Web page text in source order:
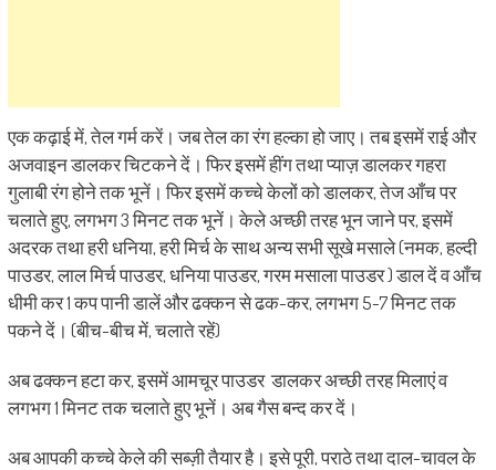
एक कढ़ाई में, तेल गर्म करें। जब तेल का रंग हल्का हो जाए। तब इसमें राई और
अजवाइन डालकर चिटकने दें। फिर इसमें हींग तथा प्याज़ डालकर गहरा
गुलाबी रंग होने तक भूनें। फिर इसमें कच्चे केलों को डालकर, तेज आँच पर
चलाते हुए, लगभग 3 मिनट तक भूनें। केले अच्छी तरह भून जाने पर, इसमें
अदरक तथा हरी धनिया, हरी मिर्च के साथ अन्य सभी सूखे मसाले (नमक, हल्दी
पाउडर, लाल मिर्च पाउडर, धनिया पाउडर, गरम मसाला पाउडर ) डाल दें व आँच
धीमी कर 1 कप पानी डालें और ढक्कन से ढक-कर, लगभग 5-7 मिनट तक
पकने दें। (बीच-बीच में, चलाते रहें)
अब ढक्कन हटा कर, इसमें आमचूर पाउडर डालकर अच्छी तरह मिलाएं व
लगभग 1 मिनट तक चलाते हुए भूनें। अब गैस बन्द कर दें।
अब आपकी कच्चे केले की सब्ज़ी तैयार है। इसे पूरी, पराठे तथा दाल-चावल के